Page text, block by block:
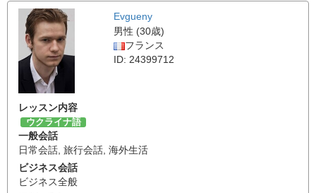
Evgueny
男性 (30歳)
フランス
ID: 24399712
レッスン内容
ウクライナ語
一般会話
日常会話 旅行会話 海外生活
ビジネス会話
ビジネス全般